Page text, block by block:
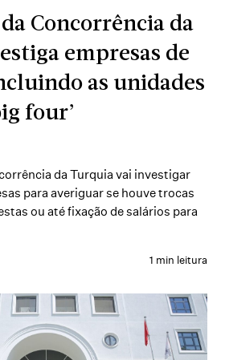
Concorrência da
empresas de
as unidades
four’
da Turquia vai investigar
para averiguar se houve trocas
ou até fixação de salários para
1 min leitura